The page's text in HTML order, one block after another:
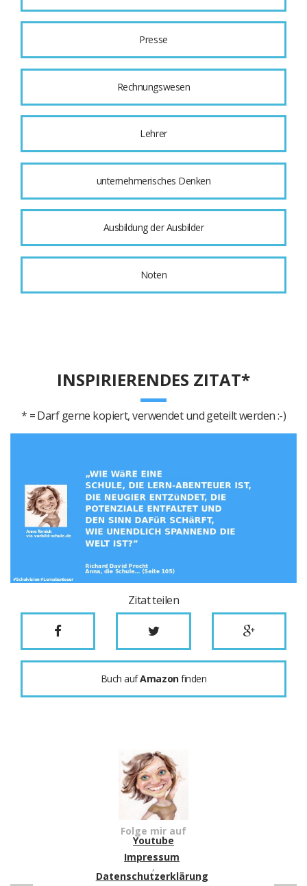
Presse
Rechnungswesen
Lehrer
unternehmerisches Denken
Ausbildung der Ausbilder
Noten
INSPIRIERENDES ZITAT*
* = Darf gerne kopiert, verwendet und geteilt werden :-)
Zitat teilen
Buch aufAmazonfinden
Folge mir auf
Youtube
Impressum
,
Datenschutzerklärung